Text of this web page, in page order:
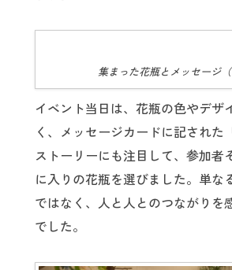
集まった花瓶とメッセージ（
イベント当日は、花瓶の色やデザ
く、メッセージカードに記された
ストーリーにも注目して、参加者
に入りの花瓶を選びました。単な
ではなく、人と人とのつながりを
でした。